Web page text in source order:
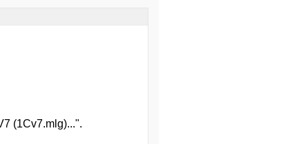
(1Cv7.mlg)...".